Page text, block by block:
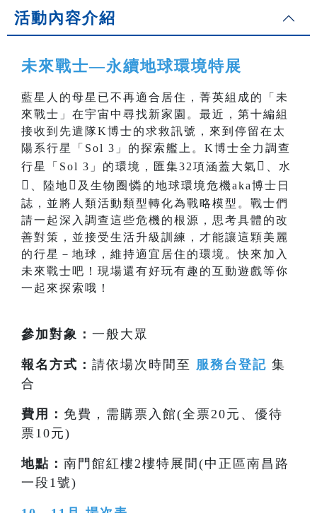
活動內容介紹
未來戰士—永續地球環境特展
藍星人的母星已不再適合居住，菁英組成的「未
來戰士」在宇宙中尋找新家園。最近，第十編組
接收到先遣隊K博士的求救訊號，來到停留在太
陽系行星「Sol 3」的探索艦上。K博士全力調查
行星「Sol 3」的環境，匯集32項涵蓋大氣 、水
 、陸地️ 及生物圈 憐的地球環境危機aka博士日
誌，並將人類活動類型轉化為戰略模型。戰士們
請一起深入調查這些危機的根源，思考具體的改
善對策，並接受生活升級訓練，才能讓這顆美麗
的行星－地球，維持適宜居住的環境。快來加入
未來戰士吧！現場還有好玩有趣的互動遊戲等你
一起來探索哦！
參加對象： 一般大眾
報名方式： 請依場次時間至 服務台登記 集
合
費用： 免費，需購票入館(全票20元、優待
票10元)
地點： 南門館紅樓2樓特展間(中正區南昌路
一段1號)